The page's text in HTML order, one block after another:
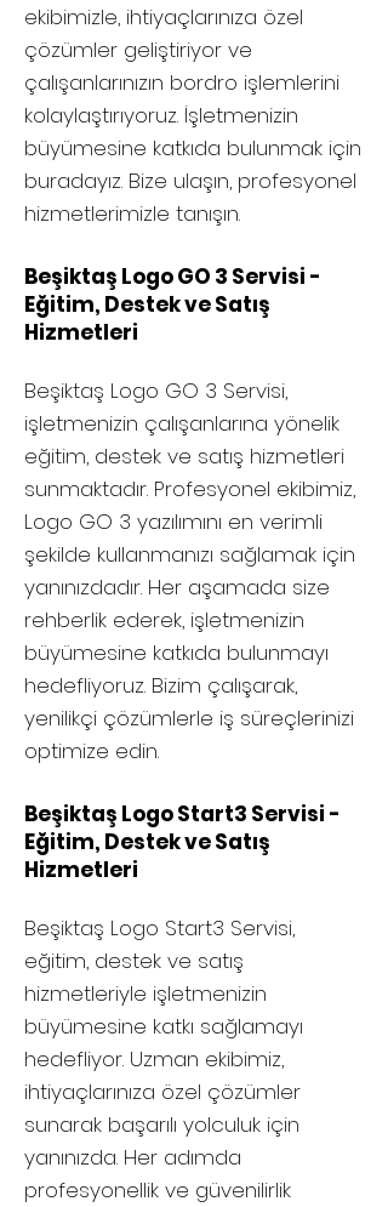
ekibimizle, ihtiyaçlarınıza özel
çözümler geliştiriyor ve
çalışanlarınızın bordro işlemlerini
kolaylaştırıyoruz. İşletmenizin
büyümesine katkıda bulunmak için
buradayız. Bize ulaşın, profesyonel
hizmetlerimizle tanışın.
Beşiktaş Logo GO 3 Servisi -
Eğitim, Destek ve Satış
Hizmetleri
Beşiktaş Logo GO 3 Servisi,
işletmenizin çalışanlarına yönelik
eğitim, destek ve satış hizmetleri
sunmaktadır. Profesyonel ekibimiz,
Logo GO 3 yazılımını en verimli
şekilde kullanmanızı sağlamak için
yanınızdadır. Her aşamada size
rehberlik ederek, işletmenizin
büyümesine katkıda bulunmayı
hedefliyoruz. Bizim çalışarak,
yenilikçi çözümlerle iş süreçlerinizi
optimize edin.
Beşiktaş Logo Start3 Servisi -
Eğitim, Destek ve Satış
Hizmetleri
Beşiktaş Logo Start3 Servisi,
eğitim, destek ve satış
hizmetleriyle işletmenizin
büyümesine katkı sağlamayı
hedefliyor. Uzman ekibimiz,
ihtiyaçlarınıza özel çözümler
sunarak başarılı yolculuk için
yanınızda. Her adımda
profesyonellik ve güvenilirlik